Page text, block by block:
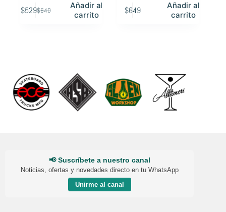
$640
Original
$529Current
Añadir al
carrito
$649
Añadir al
carrito
📢 Suscríbete a nuestro canal
Noticias, ofertas y novedades directo en tu WhatsApp
Unirme al canal